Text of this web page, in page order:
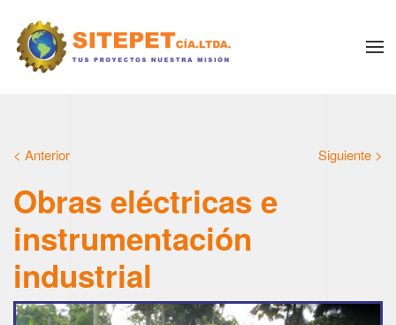
< Anterior Siguiente >
Obras eléctricas e
instrumentación
industrial